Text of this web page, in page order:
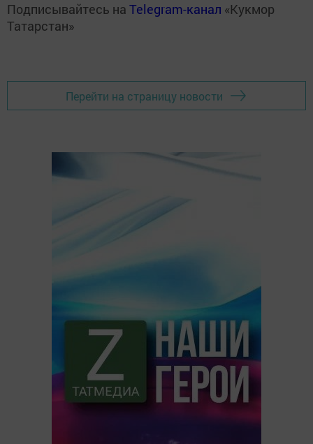
Подписывайтесь на Telegram-канал «Кукмор
Татарстан»
Перейти на страницу новости